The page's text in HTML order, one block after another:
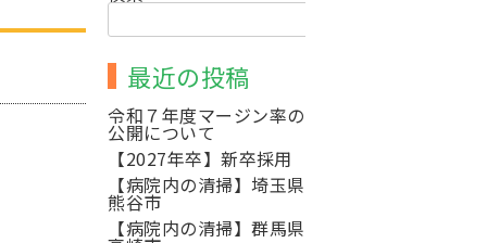
最近の投稿
令和７年度マージン率の
公開について
【2027年卒】新卒採用
【病院内の清掃】埼玉県
熊谷市
【病院内の清掃】群馬県